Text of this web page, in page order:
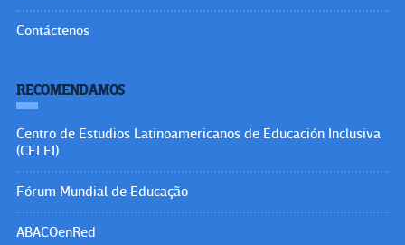
Contáctenos
RECOMENDAMOS
Centro de Estudios Latinoamericanos de Educación Inclusiva
(CELEI)
Fórum Mundial de Educação
ABACOenRed